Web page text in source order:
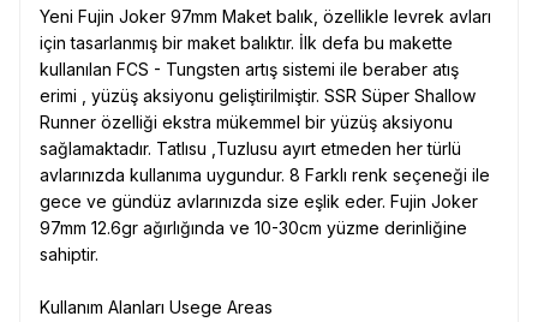
Yeni Fujin Joker 97mm Maket balık, özellikle levrek avları
için tasarlanmış bir maket balıktır. İlk defa bu makette
kullanılan FCS - Tungsten artış sistemi ile beraber atış
erimi , yüzüş aksiyonu geliştirilmiştir. SSR Süper Shallow
Runner özelliği ekstra mükemmel bir yüzüş aksiyonu
sağlamaktadır. Tatlısu ,Tuzlusu ayırt etmeden her türlü
avlarınızda kullanıma uygundur. 8 Farklı renk seçeneği ile
gece ve gündüz avlarınızda size eşlik eder. Fujin Joker
97mm 12.6gr ağırlığında ve 10-30cm yüzme derinliğine
sahiptir.
Kullanım Alanları Usege Areas